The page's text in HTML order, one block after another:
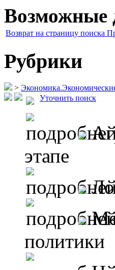
Возможные
Возврат на страницу поиска
Рубрики
>
Уточнить поиск
этапе
политики